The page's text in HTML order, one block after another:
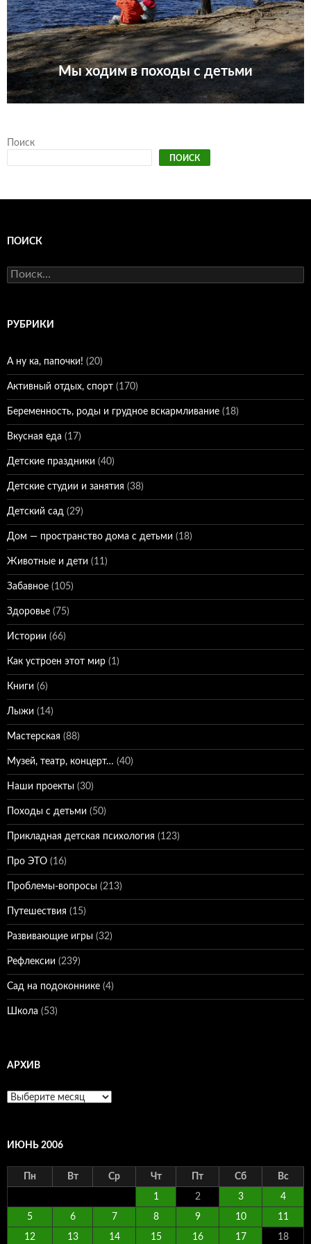
Мы ходим в походы с детьми
Поиск
ПОИСК
ПОИСК
Найти:
РУБРИКИ
А ну ка, папочки! (20)
Активный отдых, спорт (170)
Беременность, роды и грудное вскармливание (18)
Вкусная еда (17)
Детские праздники (40)
Детские студии и занятия (38)
Детский сад (29)
Дом — пространство дома с детьми (18)
Животные и дети (11)
Забавное (105)
Здоровье (75)
Истории (66)
Как устроен этот мир (1)
Книги (6)
Лыжи (14)
Мастерская (88)
Музей, театр, концерт… (40)
Наши проекты (30)
Походы с детьми (50)
Прикладная детская психология (123)
Про ЭТО (16)
Проблемы-вопросы (213)
Путешествия (15)
Развивающие игры (32)
Рефлексии (239)
Сад на подоконнике (4)
Школа (53)
АРХИВ
Архив
ИЮНЬ 2006
Пн Вт Ср Чт Пт Сб Вс
1 2 3 4
5 6 7 8 9 10 11
12 13 14 15 16 17 18